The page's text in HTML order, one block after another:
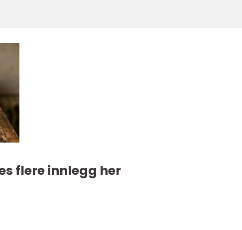
flere innlegg her